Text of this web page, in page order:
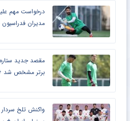
درخواست مهم
مدیران
مقصد جدید
برتر مشخص
واکنش تلخ